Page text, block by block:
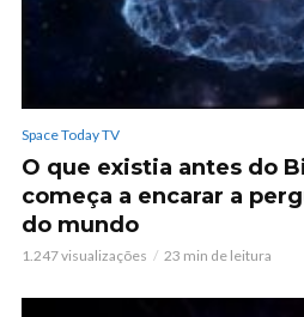
Space Today TV
O que existia antes do
começa a encarar a
do mundo
1.247 visualizações 23 min de leitura